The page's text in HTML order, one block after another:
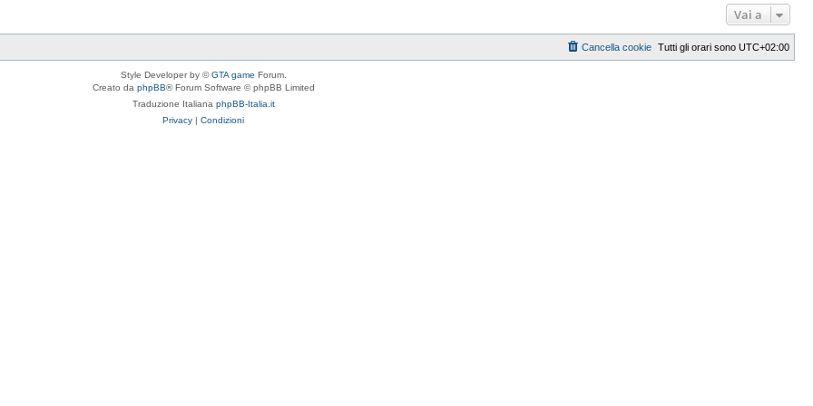
Vai a
Tutti gli orari sono UTC+02:00
Cancella cookie
Style Developer by ©GTA game Forum.
Creato da phpBB® Forum Software © phpBB Limited
Traduzione Italiana phpBB-Italia.it
Privacy | Condizioni